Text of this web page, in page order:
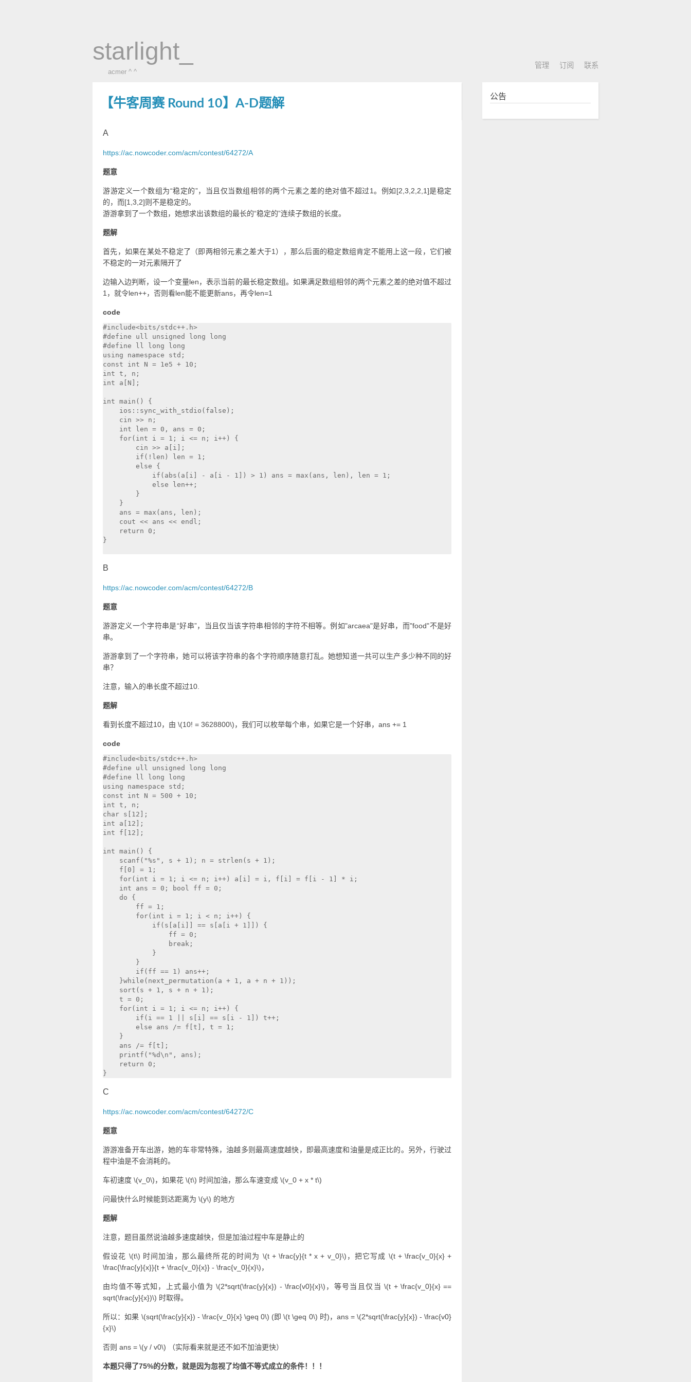
starlight_
acmer ^ ^
联系
订阅
管理
【牛客周赛 Round 10】A-D题解
A
https://ac.nowcoder.com/acm/contest/64272/A
题意
游游定义一个数组为“稳定的”，当且仅当数组相邻的两个元素之差的绝对值不超过1。例如[2,3,2,2,1]是稳定
的，而[1,3,2]则不是稳定的。
游游拿到了一个数组，她想求出该数组的最长的“稳定的”连续子数组的长度。
题解
首先，如果在某处不稳定了（即两相邻元素之差大于1），那么后面的稳定数组肯定不能用上这一段，它们被
不稳定的一对元素隔开了
边输入边判断，设一个变量len，表示当前的最长稳定数组。如果满足数组相邻的两个元素之差的绝对值不超过
1，就令len++，否则看len能不能更新ans，再令len=1
code
#include<bits/stdc++.h>
#define ull unsigned long long
#define ll long long
using namespace std;
const int N = 1e5 + 10;
int t, n;
int a[N];
int main() {
    ios::sync_with_stdio(false);
    cin >> n;
    int len = 0, ans = 0;
    for(int i = 1; i <= n; i++) {
        cin >> a[i];
        if(!len) len = 1;
        else {
            if(abs(a[i] - a[i - 1]) > 1) ans = max(ans, len), len = 1;
            else len++;
        }
    }
    ans = max(ans, len);
    cout << ans << endl;
    return 0;
}
B
https://ac.nowcoder.com/acm/contest/64272/B
题意
游游定义一个字符串是“好串”，当且仅当该字符串相邻的字符不相等。例如"arcaea"是好串，而"food"不是好
串。
游游拿到了一个字符串，她可以将该字符串的各个字符顺序随意打乱。她想知道一共可以生产多少种不同的好
串？
注意，输入的串长度不超过10.
题解
看到长度不超过10，由 \(10! = 3628800\)，我们可以枚举每个串，如果它是一个好串，ans += 1
code
#include<bits/stdc++.h>
#define ull unsigned long long
#define ll long long
using namespace std;
const int N = 500 + 10;
int t, n;
char s[12];
int a[12];
int f[12];
int main() {
    scanf("%s", s + 1); n = strlen(s + 1);
    f[0] = 1;
    for(int i = 1; i <= n; i++) a[i] = i, f[i] = f[i - 1] * i;
    int ans = 0; bool ff = 0;
    do {
        ff = 1;
        for(int i = 1; i < n; i++) {
            if(s[a[i]] == s[a[i + 1]]) {
                ff = 0;
                break;
            }
        }
        if(ff == 1) ans++;
    }while(next_permutation(a + 1, a + n + 1));
    sort(s + 1, s + n + 1);
    t = 0;
    for(int i = 1; i <= n; i++) {
        if(i == 1 || s[i] == s[i - 1]) t++;
        else ans /= f[t], t = 1;
    }
    ans /= f[t];
    printf("%d\n", ans);
    return 0;
C
https://ac.nowcoder.com/acm/contest/64272/C
题意
游游准备开车出游，她的车非常特殊，油越多则最高速度越快，即最高速度和油量是成正比的。另外，行驶过
程中油是不会消耗的。
车初速度 \(v_0\)，如果花 \(t\) 时间加油，那么车速变成 \(v_0 + x * t\)
问最快什么时候能到达距离为 \(y\) 的地方
题解
注意，题目虽然说油越多速度越快，但是加油过程中车是静止的
假设花 \(t\) 时间加油，那么最终所花的时间为 \(t + \frac{y}{t * x + v_0}\) ，把它写成 \(t + \frac{v_0}{x} +
\frac{\frac{y}{x}}{t + \frac{v_0}{x}} - \frac{v_0}{x}\)，
由均值不等式知，上式最小值为\(2*sqrt(\frac{y}{x}) - \frac{v0}{x}\) ，等号当且仅当\(t + \frac{v_0}{x} ==
sqrt(\frac{y}{x})\) 时取得。
所以：如果 \(sqrt(\frac{y}{x}) - \frac{v_0}{x} \geq 0\) (即\(t \geq 0\) 时)，ans =\(2*sqrt(\frac{y}{x}) - \frac{v0}
{x}\)
否则 ans = \(y / v0\) （实际看来就是还不如不加油更快）
本题只得了75%的分数，就是因为忽视了均值不等式成立的条件！！！
公告